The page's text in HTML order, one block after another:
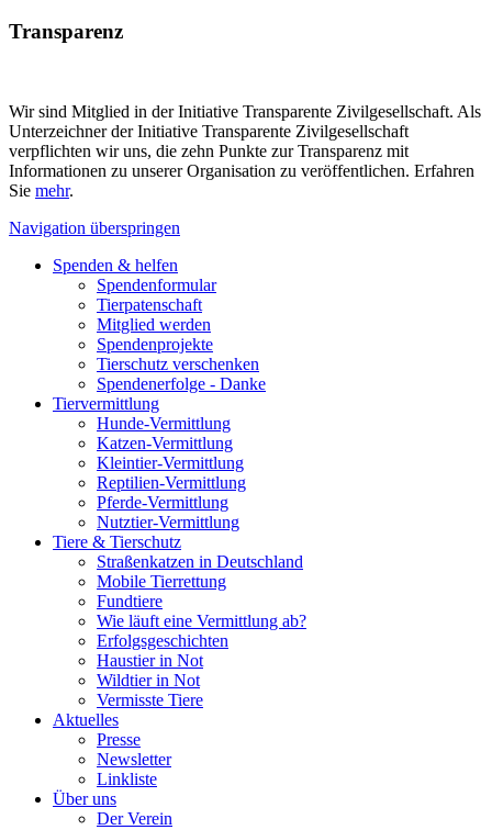
Transparenz
Wir sind Mitglied in der Initiative Transparente Zivilgesellschaft. Als
Unterzeichner der Initiative Transparente Zivilgesellschaft
verpflichten wir uns, die zehn Punkte zur Transparenz mit
Informationen zu unserer Organisation zu veröffentlichen. Erfahren
Sie mehr.
Navigation überspringen
Spenden & helfen
Spendenformular
Tierpatenschaft
Mitglied werden
Spendenprojekte
Tierschutz verschenken
Spendenerfolge - Danke
Tiervermittlung
Hunde-Vermittlung
Katzen-Vermittlung
Kleintier-Vermittlung
Reptilien-Vermittlung
Pferde-Vermittlung
Nutztier-Vermittlung
Tiere & Tierschutz
Straßenkatzen in Deutschland
Mobile Tierrettung
Fundtiere
Wie läuft eine Vermittlung ab?
Erfolgsgeschichten
Haustier in Not
Wildtier in Not
Vermisste Tiere
Aktuelles
Presse
Newsletter
Linkliste
Über uns
Der Verein